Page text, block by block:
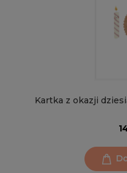
Kartka z okazji